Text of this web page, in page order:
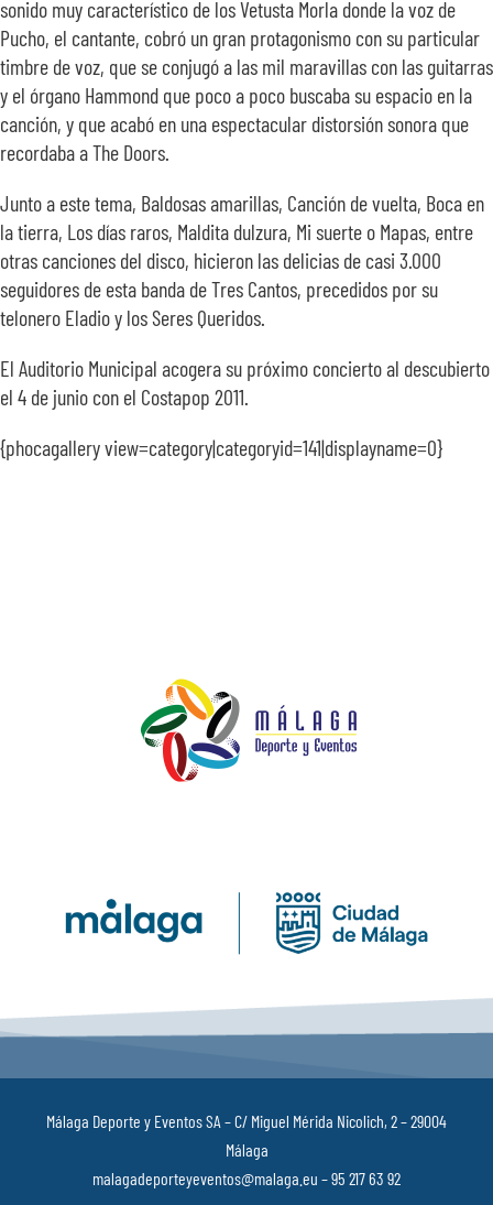
sonido muy característico de los Vetusta Morla donde la voz de
Pucho, el cantante, cobró un gran protagonismo con su particular
timbre de voz, que se conjugó a las mil maravillas con las guitarras
y el órgano Hammond que poco a poco buscaba su espacio en la
canción, y que acabó en una espectacular distorsión sonora que
recordaba a The Doors.
Junto a este tema, Baldosas amarillas, Canción de vuelta, Boca en
la tierra, Los días raros, Maldita dulzura, Mi suerte o Mapas, entre
otras canciones del disco, hicieron las delicias de casi 3.000
seguidores de esta banda de Tres Cantos, precedidos por su
telonero Eladio y los Seres Queridos.
El Auditorio Municipal acogera su próximo concierto al descubierto
el 4 de junio con el Costapop 2011.
{phocagallery view=category|categoryid=141|displayname=0}
Málaga Deporte y Eventos SA – C/ Miguel Mérida Nicolich, 2 – 29004
Málaga
malagadeporteyeventos@malaga.eu – 95 217 63 92